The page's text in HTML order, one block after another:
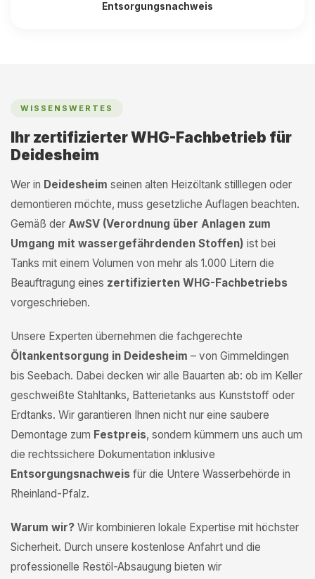
Entsorgungsnachweis
WISSENSWERTES
Ihr zertifizierter WHG-Fachbetrieb für
Deidesheim
Wer in Deidesheim seinen alten Heizöltank stilllegen oder
demontieren möchte, muss gesetzliche Auflagen beachten.
Gemäß der AwSV (Verordnung über Anlagen zum
Umgang mit wassergefährdenden Stoffen) ist bei
Tanks mit einem Volumen von mehr als 1.000 Litern die
Beauftragung eines zertifizierten WHG-Fachbetriebs
vorgeschrieben.
Unsere Experten übernehmen die fachgerechte
Öltankentsorgung in Deidesheim – von Gimmeldingen
bis Seebach. Dabei decken wir alle Bauarten ab: ob im Keller
geschweißte Stahltanks, Batterietanks aus Kunststoff oder
Erdtanks. Wir garantieren Ihnen nicht nur eine saubere
Demontage zum Festpreis, sondern kümmern uns auch um
die rechtssichere Dokumentation inklusive
Entsorgungsnachweis für die Untere Wasserbehörde in
Rheinland-Pfalz.
Warum wir? Wir kombinieren lokale Expertise mit höchster
Sicherheit. Durch unsere kostenlose Anfahrt und die
professionelle Restöl-Absaugung bieten wir